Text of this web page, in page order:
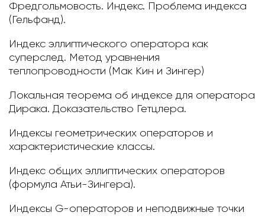
Фредгольмовость. Индекс. Проблема индекса
(Гельфанд).
Индекс эллиптического оператора как
суперслед. Метод уравнения
теплопроводности (Мак Кин и Зингер)
Локальная теорема об индексе для оператора
Дирака. Доказательство Гетцлера.
Индексы геометрических операторов и
характеристические классы.
Индекс общих эллиптических операторов
(формула Атьи-Зингера).
Индексы G-операторов и неподвижные точки